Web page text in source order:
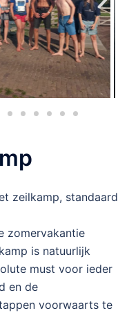
zeilkamp, standaard
zomervakantie
is natuurlijk
must voor ieder
en de
voorwaarts te